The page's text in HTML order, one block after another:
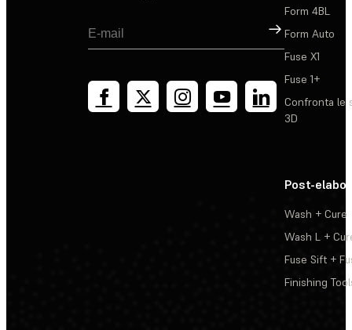
Registrati
Form 4BL
Form Auto
Fuse X1
Fuse 1+
Confronta le
3D
Post-
Wash + Cure
Wash L +
Fuse Sift +
Finishing